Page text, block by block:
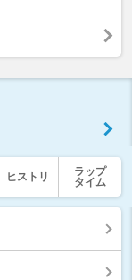
ヒストリ
ラップ
タイム